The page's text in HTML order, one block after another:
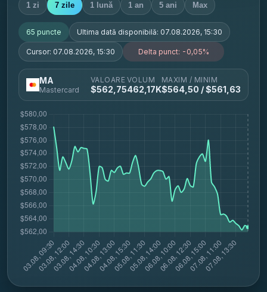
1 zi 7 zile 1 lună 1 an 5 ani Max
65 puncte Ultima dată disponibilă: 07.08.2026, 15:30
Cursor: 07.08.2026, 15:30 Delta punct: -0,05%
MA
Mastercard
VALOARE
$562,75
VOLUM
462,17K
MAXIM / MINIM
$564,50 / $561,63